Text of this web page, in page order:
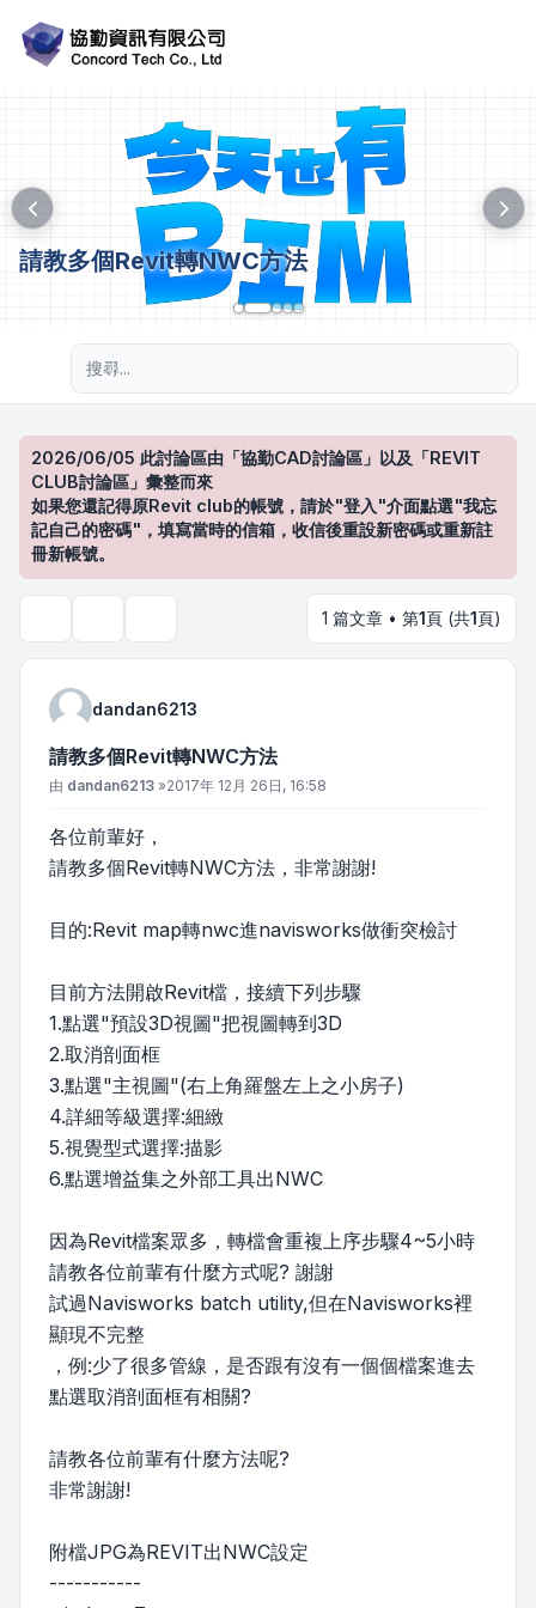
請教多個Revit轉NWC方法
2026/06/05 此討論區由「協勤CAD討論區」以及「REVIT
CLUB討論區」彙整而來
如果您還記得原Revit club的帳號，請於"登入"介面點選"我忘
記自己的密碼"，填寫當時的信箱，收信後重設新密碼或重新註
冊新帳號。
1 篇文章 • 第1頁 (共1頁)
dandan6213
請教多個Revit轉NWC方法
文章
由 dandan6213 »2017年 12月 26日, 16:58
各位前輩好，
請教多個Revit轉NWC方法，非常謝謝!
目的:Revit map轉nwc進navisworks做衝突檢討
目前方法開啟Revit檔，接續下列步驟
1.點選"預設3D視圖"把視圖轉到3D
2.取消剖面框
3.點選"主視圖"(右上角羅盤左上之小房子)
4.詳細等級選擇:細緻
5.視覺型式選擇:描影
6.點選增益集之外部工具出NWC
因為Revit檔案眾多，轉檔會重複上序步驟4~5小時
請教各位前輩有什麼方式呢? 謝謝
試過Navisworks batch utility,但在Navisworks裡
顯現不完整
，例:少了很多管線，是否跟有沒有一個個檔案進去
點選取消剖面框有相關?
請教各位前輩有什麼方法呢?
非常謝謝!
附檔JPG為REVIT出NWC設定
-----------